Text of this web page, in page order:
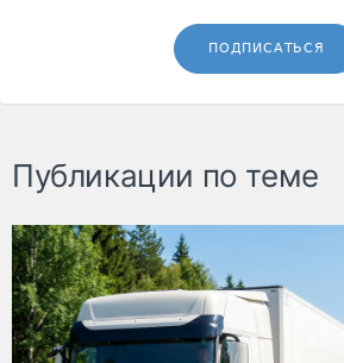
ПОДПИСАТЬСЯ
Публикации по теме